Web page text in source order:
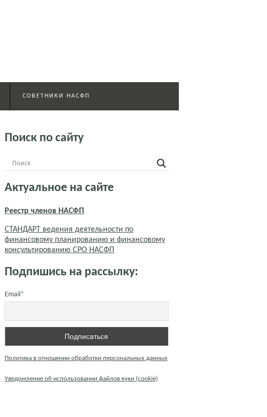
СОВЕТНИКИ НАСФП
Поиск по сайту
Актуальное на сайте
Реестр членов НАСФП
СТАНДАРТ ведения деятельности по
финансовому планированию и финансовому
консультированию СРО НАСФП
Подпишись на рассылку:
Email*
Политика в отношении обработки персональных данных
Уведомление об использовании файлов куки (cookie)